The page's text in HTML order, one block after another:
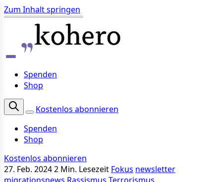
Zum Inhalt springen
Spenden
Shop
Kostenlos abonnieren
Spenden
Shop
Kostenlos abonnieren
27. Feb. 20242 Min. Lesezeit Fokus newsletter